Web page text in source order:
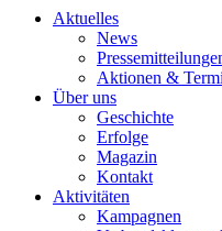
Aktuelles
News
Aktionen &
Über uns
Geschichte
Erfolge
Magazin
Kontakt
Aktivitäten
Kampagnen